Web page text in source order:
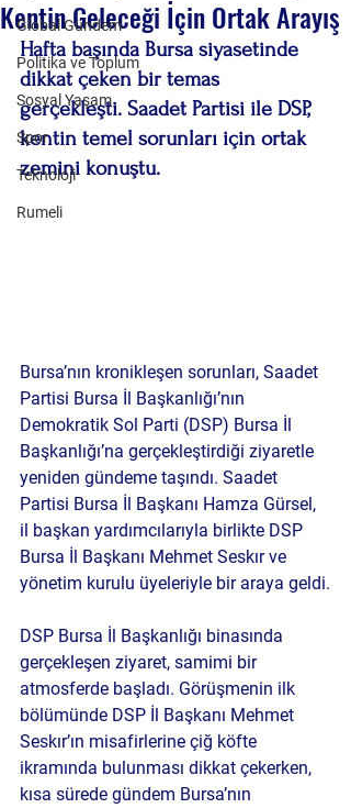
Global Gündem
Politika ve Toplum
Sosyal Yaşam
Spor
Teknoloji
Rumeli
Kentin Geleceği İçin Ortak Arayış
Hafta başında Bursa siyasetinde
dikkat çeken bir temas
gerçekleşti. Saadet Partisi ile DSP,
kentin temel sorunları için ortak
zemini konuştu.
Bursa’nın kronikleşen sorunları, Saadet
Partisi Bursa İl Başkanlığı’nın
Demokratik Sol Parti (DSP) Bursa İl
Başkanlığı’na gerçekleştirdiği ziyaretle
yeniden gündeme taşındı. Saadet
Partisi Bursa İl Başkanı Hamza Gürsel,
il başkan yardımcılarıyla birlikte DSP
Bursa İl Başkanı Mehmet Seskır ve
yönetim kurulu üyeleriyle bir araya geldi.
DSP Bursa İl Başkanlığı binasında
gerçekleşen ziyaret, samimi bir
atmosferde başladı. Görüşmenin ilk
bölümünde DSP İl Başkanı Mehmet
Seskır’ın misafirlerine çiğ köfte
ikramında bulunması dikkat çekerken,
kısa sürede gündem Bursa’nın